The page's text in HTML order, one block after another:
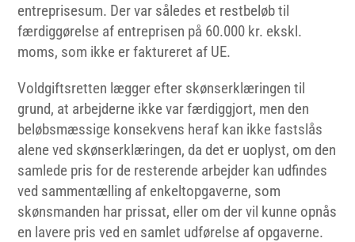
entreprisesum. Der var således et restbeløb til
færdiggørelse af entreprisen på 60.000 kr. ekskl.
moms, som ikke er faktureret af UE.
Voldgiftsretten lægger efter skønserklæringen til
grund, at arbejderne ikke var færdiggjort, men den
beløbsmæssige konsekvens heraf kan ikke fastslås
alene ved skønserklæringen, da det er uoplyst, om den
samlede pris for de resterende arbejder kan udfindes
ved sammentælling af enkeltopgaverne, som
skønsmanden har prissat, eller om der vil kunne opnås
en lavere pris ved en samlet udførelse af opgaverne.